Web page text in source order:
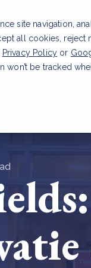
site navigation,
all cookies,
Privacy Policy or
won’t be tracked
CSRD en uw